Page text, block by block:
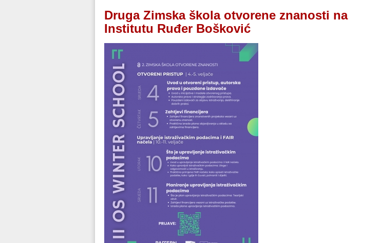
Druga Zimska škola otvorene znanosti na
Institutu Ruđer Bošković